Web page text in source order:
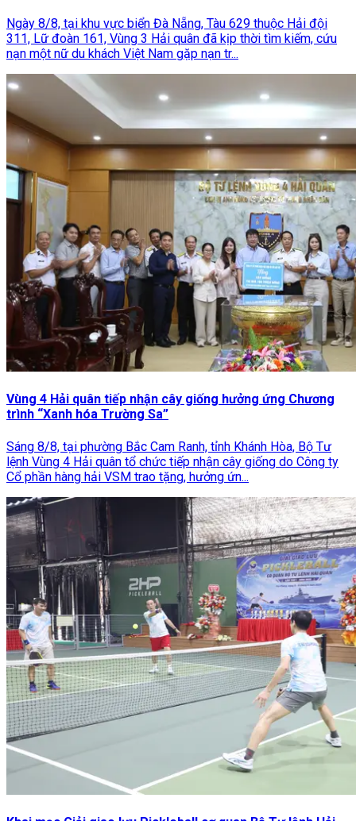
Ngày 8/8, tại khu vực biển Đà Nẵng, Tàu 629 thuộc Hải đội
311, Lữ đoàn 161, Vùng 3 Hải quân đã kịp thời tìm kiếm, cứu
nạn một nữ du khách Việt Nam gặp nạn tr...